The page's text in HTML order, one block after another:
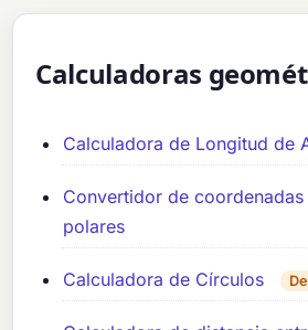
Calculadoras
Calculadora de Longitud de
Convertidor de coordenadas
polares
Calculadora de Círculos